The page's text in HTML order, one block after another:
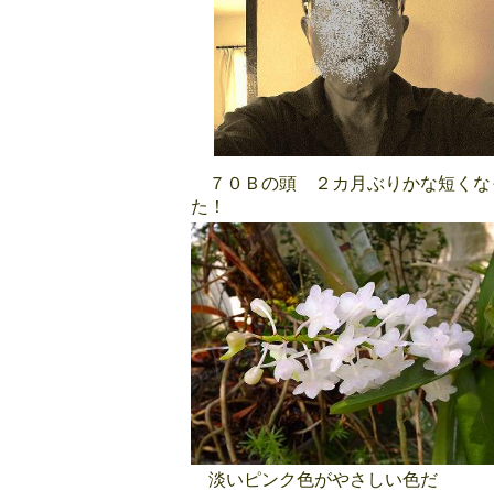
７０Ｂの頭 ２カ月ぶりかな短くな
た！
淡いピンク色がやさしい色だ